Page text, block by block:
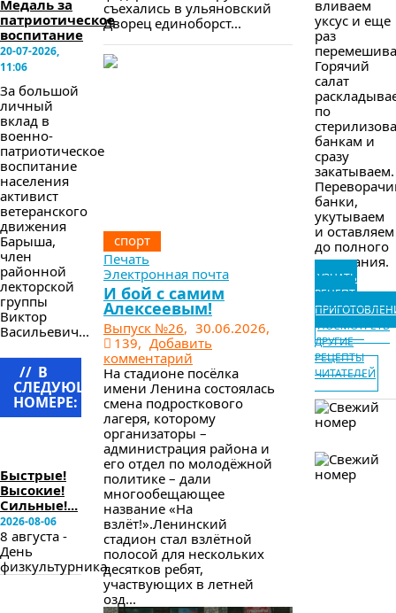
Медаль за
патриотическое
воспитание
20-07-2026,
11:06
За большой
личный
вклад в
военно-
патриотическое
воспитание
населения
активист
ветеранского
движения
Барыша,
член
районной
лекторской
группы
Виктор
Васильевич...
// В
СЛЕДУЮЩЕМ
НОМЕРЕ:
Быстрые!
Высокие!
Сильные!...
2026-08-06
8 августа -
День
физкультурника.
съехались в ульяновский
Дворец единоборст...
спорт
Печать
Электронная почта
И бой с самим
Алексеевым!
Выпуск №26, 30.06.2026,
139, Добавить
комментарий
На стадионе посёлка
имени Ленина состоялась
смена подросткового
лагеря, которому
организаторы –
администрация района и
его отдел по молодёжной
политике – дали
многообещающее
название «На
взлёт!».Ленинский
стадион стал взлётной
полосой для нескольких
десятков ребят,
участвующих в летней
озд...
вливаем
уксус и еще
раз
Горячий
салат
по
банкам и
сразу
закатываем.
банки,
укутываем
и оставляем
до полного
остывания.
УЗНАТЬ
РЕЦЕПТ
ПОСМОТРЕТЬ
ДРУГИЕ
РЕЦЕПТЫ
ЧИТАТЕЛЕЙ